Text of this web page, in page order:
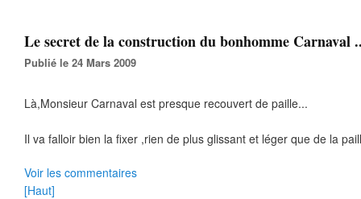
Le secret de la construction du bonhomme Carnaval
Publié le 24 Mars 2009
Là,Monsieur Carnaval est presque recouvert de paille...
Il va falloir bien la fixer ,rien de plus glissant et léger que de la
Voir les commentaires
[Haut]